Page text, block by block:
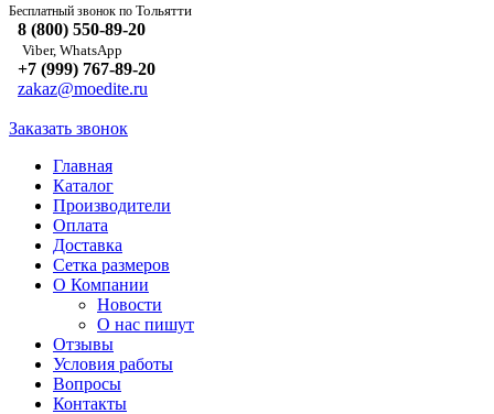
Бесплатный звонок по Тольятти
8 (800) 550-89-20
Viber, WhatsApp
+7 (999) 767-89-20
zakaz@moedite.ru
Заказать звонок
Главная
Каталог
Производители
Оплата
Доставка
Сетка размеров
О Компании
Новости
О нас пишут
Отзывы
Условия работы
Вопросы
Контакты